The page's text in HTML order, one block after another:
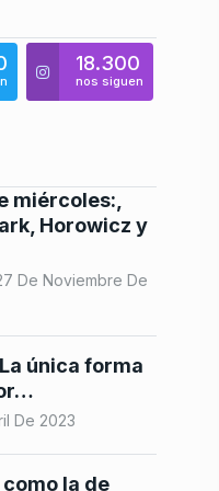
18.300
nos siguen
miércoles:,
Horowicz y
De Noviembre De
única forma
De 2023
la de